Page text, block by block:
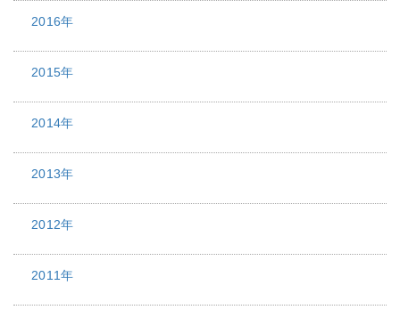
2016年
2015年
2014年
2013年
2012年
2011年